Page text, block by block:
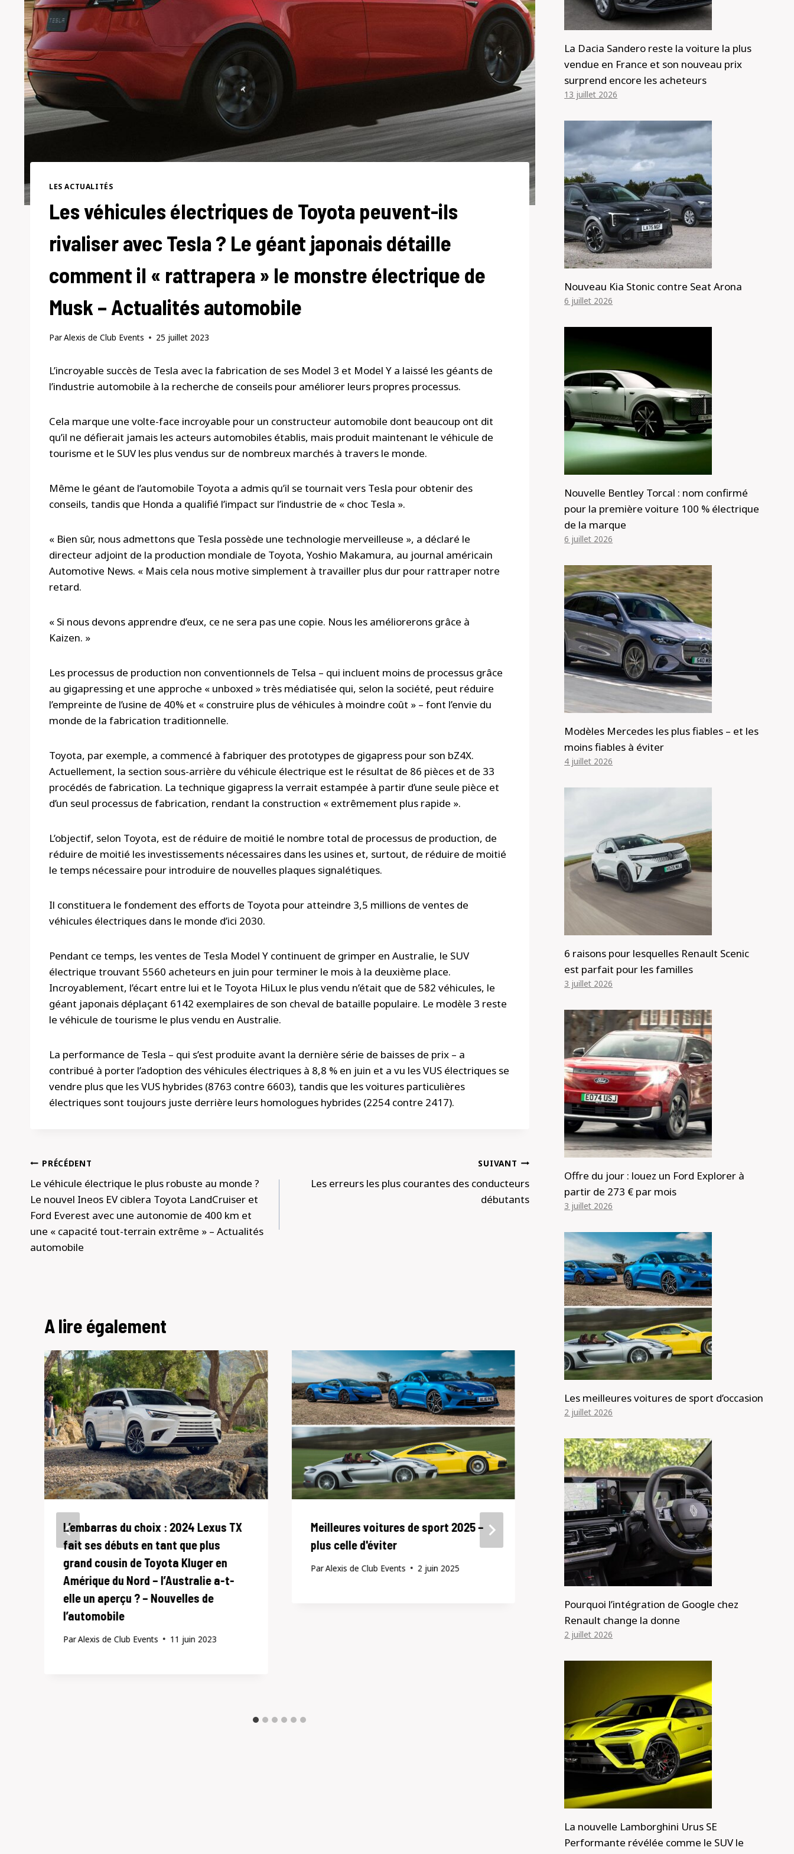
LES ACTUALITÉS
Les véhicules électriques de Toyota peuvent-ils
rivaliser avec Tesla ? Le géant japonais détaille
comment il « rattrapera » le monstre électrique de
Musk – Actualités automobile
ParAlexis de Club Events 25 juillet 2023
L’incroyable succès de Tesla avec la fabrication de ses Model 3 et Model Y a laissé les géants de
l’industrie automobile à la recherche de conseils pour améliorer leurs propres processus.
Cela marque une volte-face incroyable pour un constructeur automobile dont beaucoup ont dit
qu’il ne défierait jamais les acteurs automobiles établis, mais produit maintenant le véhicule de
tourisme et le SUV les plus vendus sur de nombreux marchés à travers le monde.
Même le géant de l’automobile Toyota a admis qu’il se tournait vers Tesla pour obtenir des
conseils, tandis que Honda a qualifié l’impact sur l’industrie de « choc Tesla ».
« Bien sûr, nous admettons que Tesla possède une technologie merveilleuse », a déclaré le
directeur adjoint de la production mondiale de Toyota, Yoshio Makamura, au journal américain
Automotive News. « Mais cela nous motive simplement à travailler plus dur pour rattraper notre
retard.
« Si nous devons apprendre d’eux, ce ne sera pas une copie. Nous les améliorerons grâce à
Kaizen. »
Les processus de production non conventionnels de Telsa – qui incluent moins de processus grâce
au gigapressing et une approche « unboxed » très médiatisée qui, selon la société, peut réduire
l’empreinte de l’usine de 40% et « construire plus de véhicules à moindre coût » – font l’envie du
monde de la fabrication traditionnelle.
Toyota, par exemple, a commencé à fabriquer des prototypes de gigapress pour son bZ4X.
Actuellement, la section sous-arrière du véhicule électrique est le résultat de 86 pièces et de 33
procédés de fabrication. La technique gigapress la verrait estampée à partir d’une seule pièce et
d’un seul processus de fabrication, rendant la construction « extrêmement plus rapide ».
L’objectif, selon Toyota, est de réduire de moitié le nombre total de processus de production, de
réduire de moitié les investissements nécessaires dans les usines et, surtout, de réduire de moitié
le temps nécessaire pour introduire de nouvelles plaques signalétiques.
Il constituera le fondement des efforts de Toyota pour atteindre 3,5 millions de ventes de
véhicules électriques dans le monde d’ici 2030.
Pendant ce temps, les ventes de Tesla Model Y continuent de grimper en Australie, le SUV
électrique trouvant 5560 acheteurs en juin pour terminer le mois à la deuxième place.
Incroyablement, l’écart entre lui et le Toyota HiLux le plus vendu n’était que de 582 véhicules, le
géant japonais déplaçant 6142 exemplaires de son cheval de bataille populaire. Le modèle 3 reste
le véhicule de tourisme le plus vendu en Australie.
La performance de Tesla – qui s’est produite avant la dernière série de baisses de prix – a
contribué à porter l’adoption des véhicules électriques à 8,8 % en juin et a vu les VUS électriques se
vendre plus que les VUS hybrides (8763 contre 6603), tandis que les voitures particulières
électriques sont toujours juste derrière leurs homologues hybrides (2254 contre 2417).
Navigation
de
l’article
PRÉCÉDENT
Le véhicule électrique le plus robuste au monde ?
Le nouvel Ineos EV ciblera Toyota LandCruiser et
Ford Everest avec une autonomie de 400 km et
une « capacité tout-terrain extrême » – Actualités
automobile
SUIVANT
Les erreurs les plus courantes des conducteurs
débutants
A lire également
L’embarras du choix : 2024 Lexus TX
fait ses débuts en tant que plus
grand cousin de Toyota Kluger en
Amérique du Nord – l’Australie a-t-
elle un aperçu ? – Nouvelles de
l’automobile
ParAlexis de Club Events 11 juin 2023
Meilleures voitures de sport 2025 –
plus celle d'éviter
ParAlexis de Club Events 2 juin 2025
La réponse chère de l’Angleterre à la
Suzuki Jimny? Version bébé
électrique du Land Rover Defender à
venir d’ici 2027 – rapport – Actualités
automobile
ParAlexis de Club Events 9 août 2023
La Dacia Sandero reste la voiture la plus
vendue en France et son nouveau prix
surprend encore les acheteurs
13 juillet 2026
Nouveau Kia Stonic contre Seat Arona
6 juillet 2026
Nouvelle Bentley Torcal : nom confirmé
pour la première voiture 100 % électrique
de la marque
6 juillet 2026
Modèles Mercedes les plus fiables – et les
moins fiables à éviter
4 juillet 2026
6 raisons pour lesquelles Renault Scenic
est parfait pour les familles
3 juillet 2026
Offre du jour : louez un Ford Explorer à
partir de 273 € par mois
3 juillet 2026
Les meilleures voitures de sport d’occasion
2 juillet 2026
Pourquoi l’intégration de Google chez
Renault change la donne
2 juillet 2026
La nouvelle Lamborghini Urus SE
Performante révélée comme le SUV le